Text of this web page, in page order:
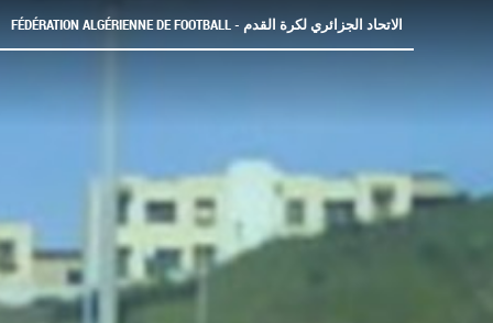
FÉDÉRATION ALGÉRIENNE DE FOOTBALL - الاتحاد الجزائري لكرة القدم